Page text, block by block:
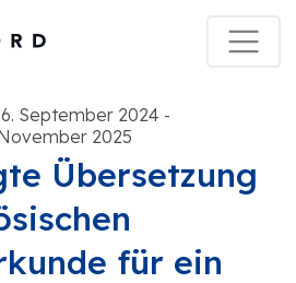
September 2024 -
2025
Übersetzung
für ein